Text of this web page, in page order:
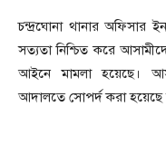
চন্দ্রঘোনা থানার অফিসার
সত্যতা নিশ্চিত করে
আইনে মামলা হয়েছে।
আদালতে সোপর্দ করা হয়েছে